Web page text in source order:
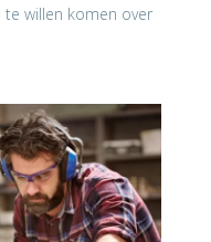
te willen komen over